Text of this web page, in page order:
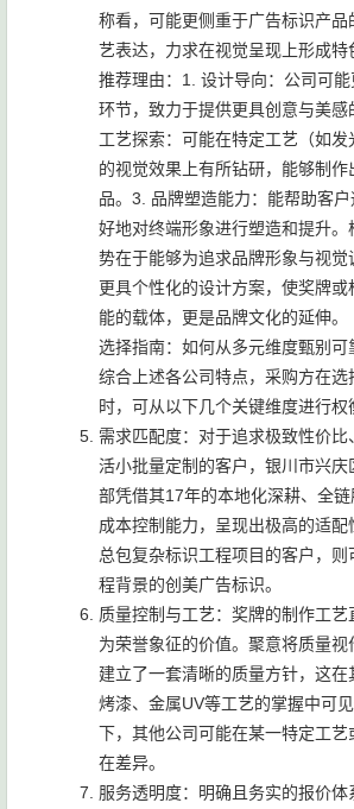
称看，可能更侧重于广告标识产品
艺表达，力求在视觉呈现上形成特
推荐理由：1. 设计导向：公司可
环节，致力于提供更具创意与美感
工艺探索：可能在特定工艺（如发
的视觉效果上有所钻研，能够制作
品。3. 品牌塑造能力：能帮助客
好地对终端形象进行塑造和提升。
势在于能够为追求品牌形象与视觉
更具个性化的设计方案，使奖牌或
能的载体，更是品牌文化的延伸。
选择指南：如何从多元维度甄别可
综合上述各公司特点，采购方在选
时，可从以下几个关键维度进行权
需求匹配度：对于追求极致性价比
活小批量定制的客户，银川市兴庆
部凭借其17年的本地化深耕、全
成本控制能力，呈现出极高的适配
总包复杂标识工程项目的客户，则
程背景的创美广告标识。
质量控制与工艺：奖牌的制作工艺
为荣誉象征的价值。聚意将质量视
建立了一套清晰的质量方针，这在
烤漆、金属UV等工艺的掌握中可
下，其他公司可能在某一特定工艺
在差异。
服务透明度：明确且务实的报价体